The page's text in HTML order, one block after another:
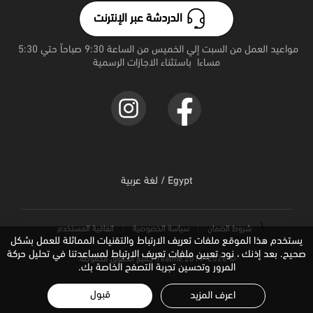
realme 15 Pro 5G
الدردشة عبر الإنترنت
مساءا  باستثناء الاجازات الرسمية
© 2019-2026 realme. جميع الحقوق محفوظة.
\ شروط الضمان سياسة الخصوصية اتفاقیة المستخدم
Egypt / لغة عربية
يستخدم هذا الموقع ملفات تعريف الارتباط والتقنيات المماثلة للعمل بشكل
صحيح. بعد إذنك ، نود تعيين ملفات تعريف الارتباط لمساعدتنا في تحليل حركة
المرور وتحسين تجربة التصفح الخاصة بك.
اعرف المزيد قبول